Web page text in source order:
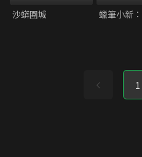
沙蟒圍城
1